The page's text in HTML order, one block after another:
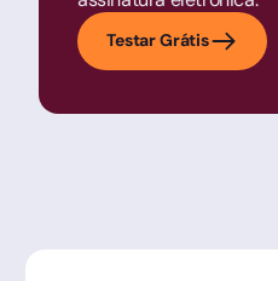
Testar Grátis